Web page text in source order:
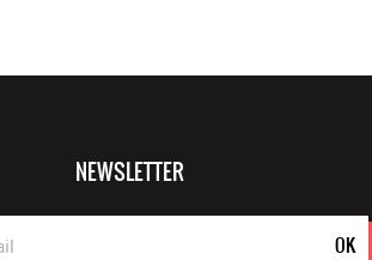
NEWSLETTER
OK